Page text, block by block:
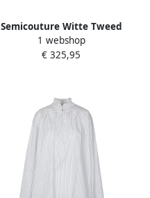
Semicouture Witte Tweed
Jas White Dames
1 webshop
€ 325,95